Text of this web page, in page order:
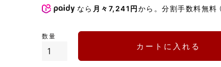
なら 月々7,241円から。分割手数料無料
カートに入れる